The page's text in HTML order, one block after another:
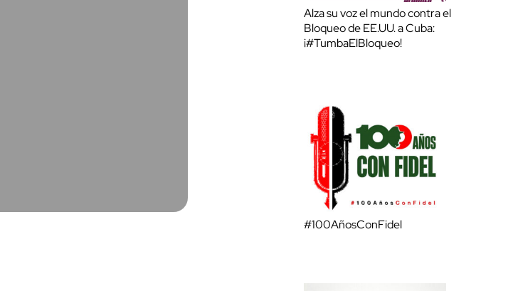
Alza su voz el mundo contra el
Bloqueo de EE.UU. a Cuba:
¡#TumbaElBloqueo!
#100AñosConFidel